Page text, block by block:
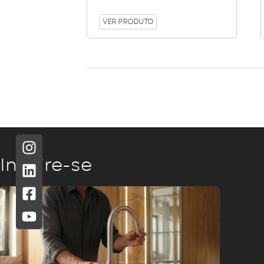
VER PRODUTO
Inspire-se